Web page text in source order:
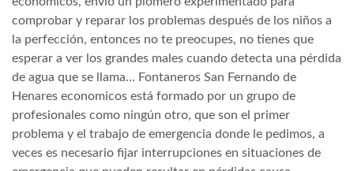
comprobar y reparar los problemas después de los niños a
la perfección, entonces no te preocupes, no tienes que
esperar a ver los grandes males cuando detecta una pérdida
de agua que se llama… Fontaneros San Fernando de
Henares economicos está formado por un grupo de
profesionales como ningún otro, que son el primer
problema y el trabajo de emergencia donde le pedimos, a
veces es necesario fijar interrupciones en situaciones de